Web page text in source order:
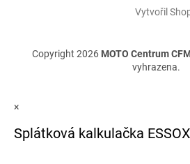
Vytvořil
Copyright 2026 MOTO Centrum
vyhrazena.
×
Splátková kalkulačka ESSOX